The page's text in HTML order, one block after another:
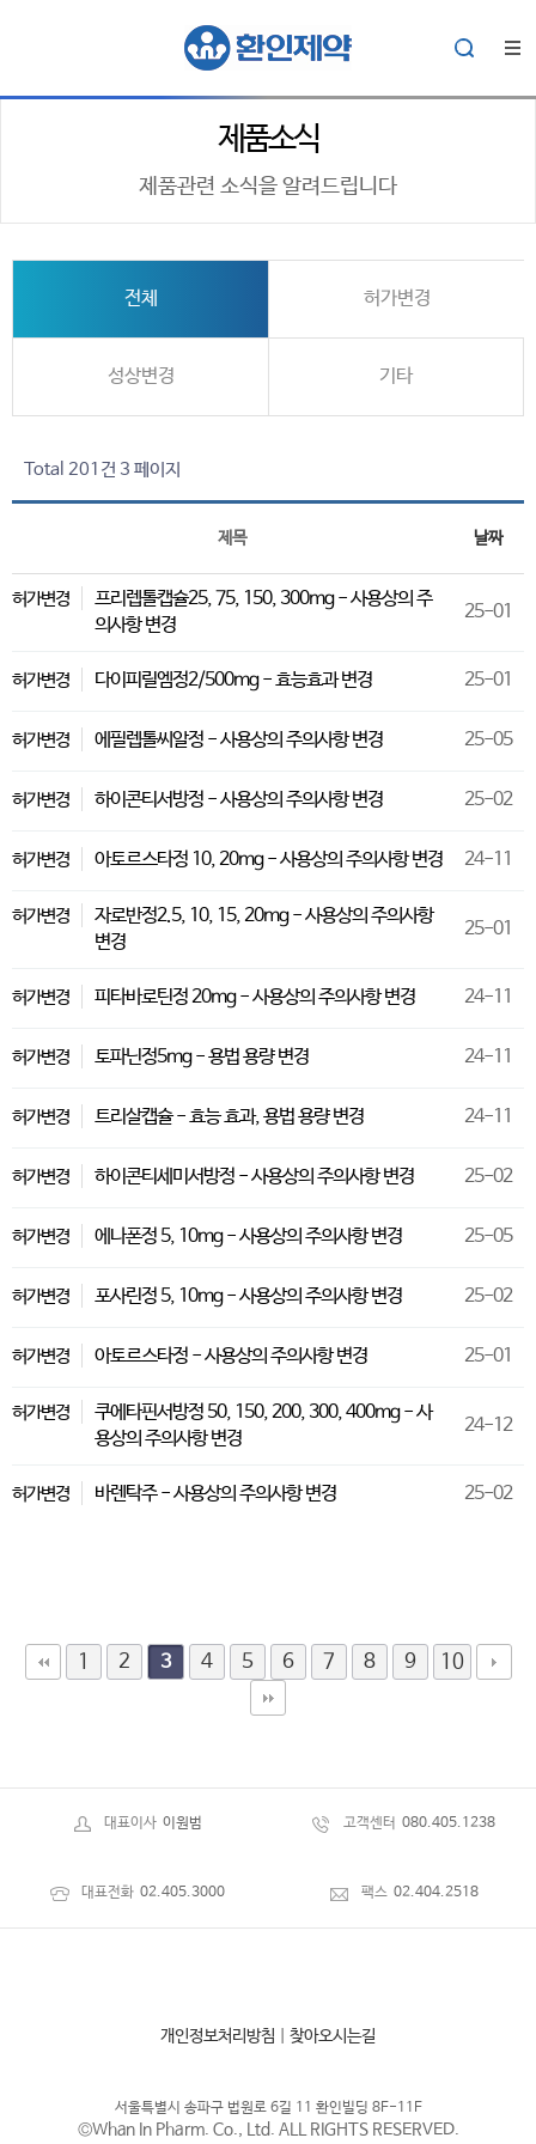
제품소식
제품관련 소식을 알려드립니다
전체 허가변경
성상변경 기타
Total 201건 3 페이지
제목 날짜
허가변경
프리렙톨캡슐25, 75, 150, 300mg - 사용상의 주
의사항 변경
25-01
허가변경 다이피릴엠정2/500mg - 효능효과 변경 25-01
허가변경 에필렙톨씨알정 - 사용상의 주의사항 변경 25-05
허가변경 하이콘티서방정 - 사용상의 주의사항 변경 25-02
허가변경 아토르스타정 10, 20mg - 사용상의 주의사항 변경 24-11
허가변경
자로반정2.5, 10, 15, 20mg - 사용상의 주의사항
변경
25-01
허가변경 피타바로틴정 20mg - 사용상의 주의사항 변경 24-11
허가변경 토파닌정5mg - 용법 용량 변경 24-11
허가변경 트리살캡슐 - 효능 효과, 용법 용량 변경 24-11
허가변경 하이콘티세미서방정 - 사용상의 주의사항 변경 25-02
허가변경 에나폰정 5, 10mg - 사용상의 주의사항 변경 25-05
허가변경 포사린정 5, 10mg - 사용상의 주의사항 변경 25-02
허가변경 아토르스타정 - 사용상의 주의사항 변경 25-01
허가변경
쿠에타핀서방정 50, 150, 200, 300, 400mg - 사
용상의 주의사항 변경
24-12
허가변경 바렌탁주 - 사용상의 주의사항 변경 25-02
1 2 3 4 5 6 7 8 9 10
대표이사 이원범 고객센터 080.405.1238
대표전화 02.405.3000 팩스 02.404.2518
개인정보처리방침 찾아오시는길
서울특별시 송파구 법원로 6길 11 환인빌딩 8F-11F
©Whan In Pharm. Co., Ltd. ALL RIGHTS RESERVED.